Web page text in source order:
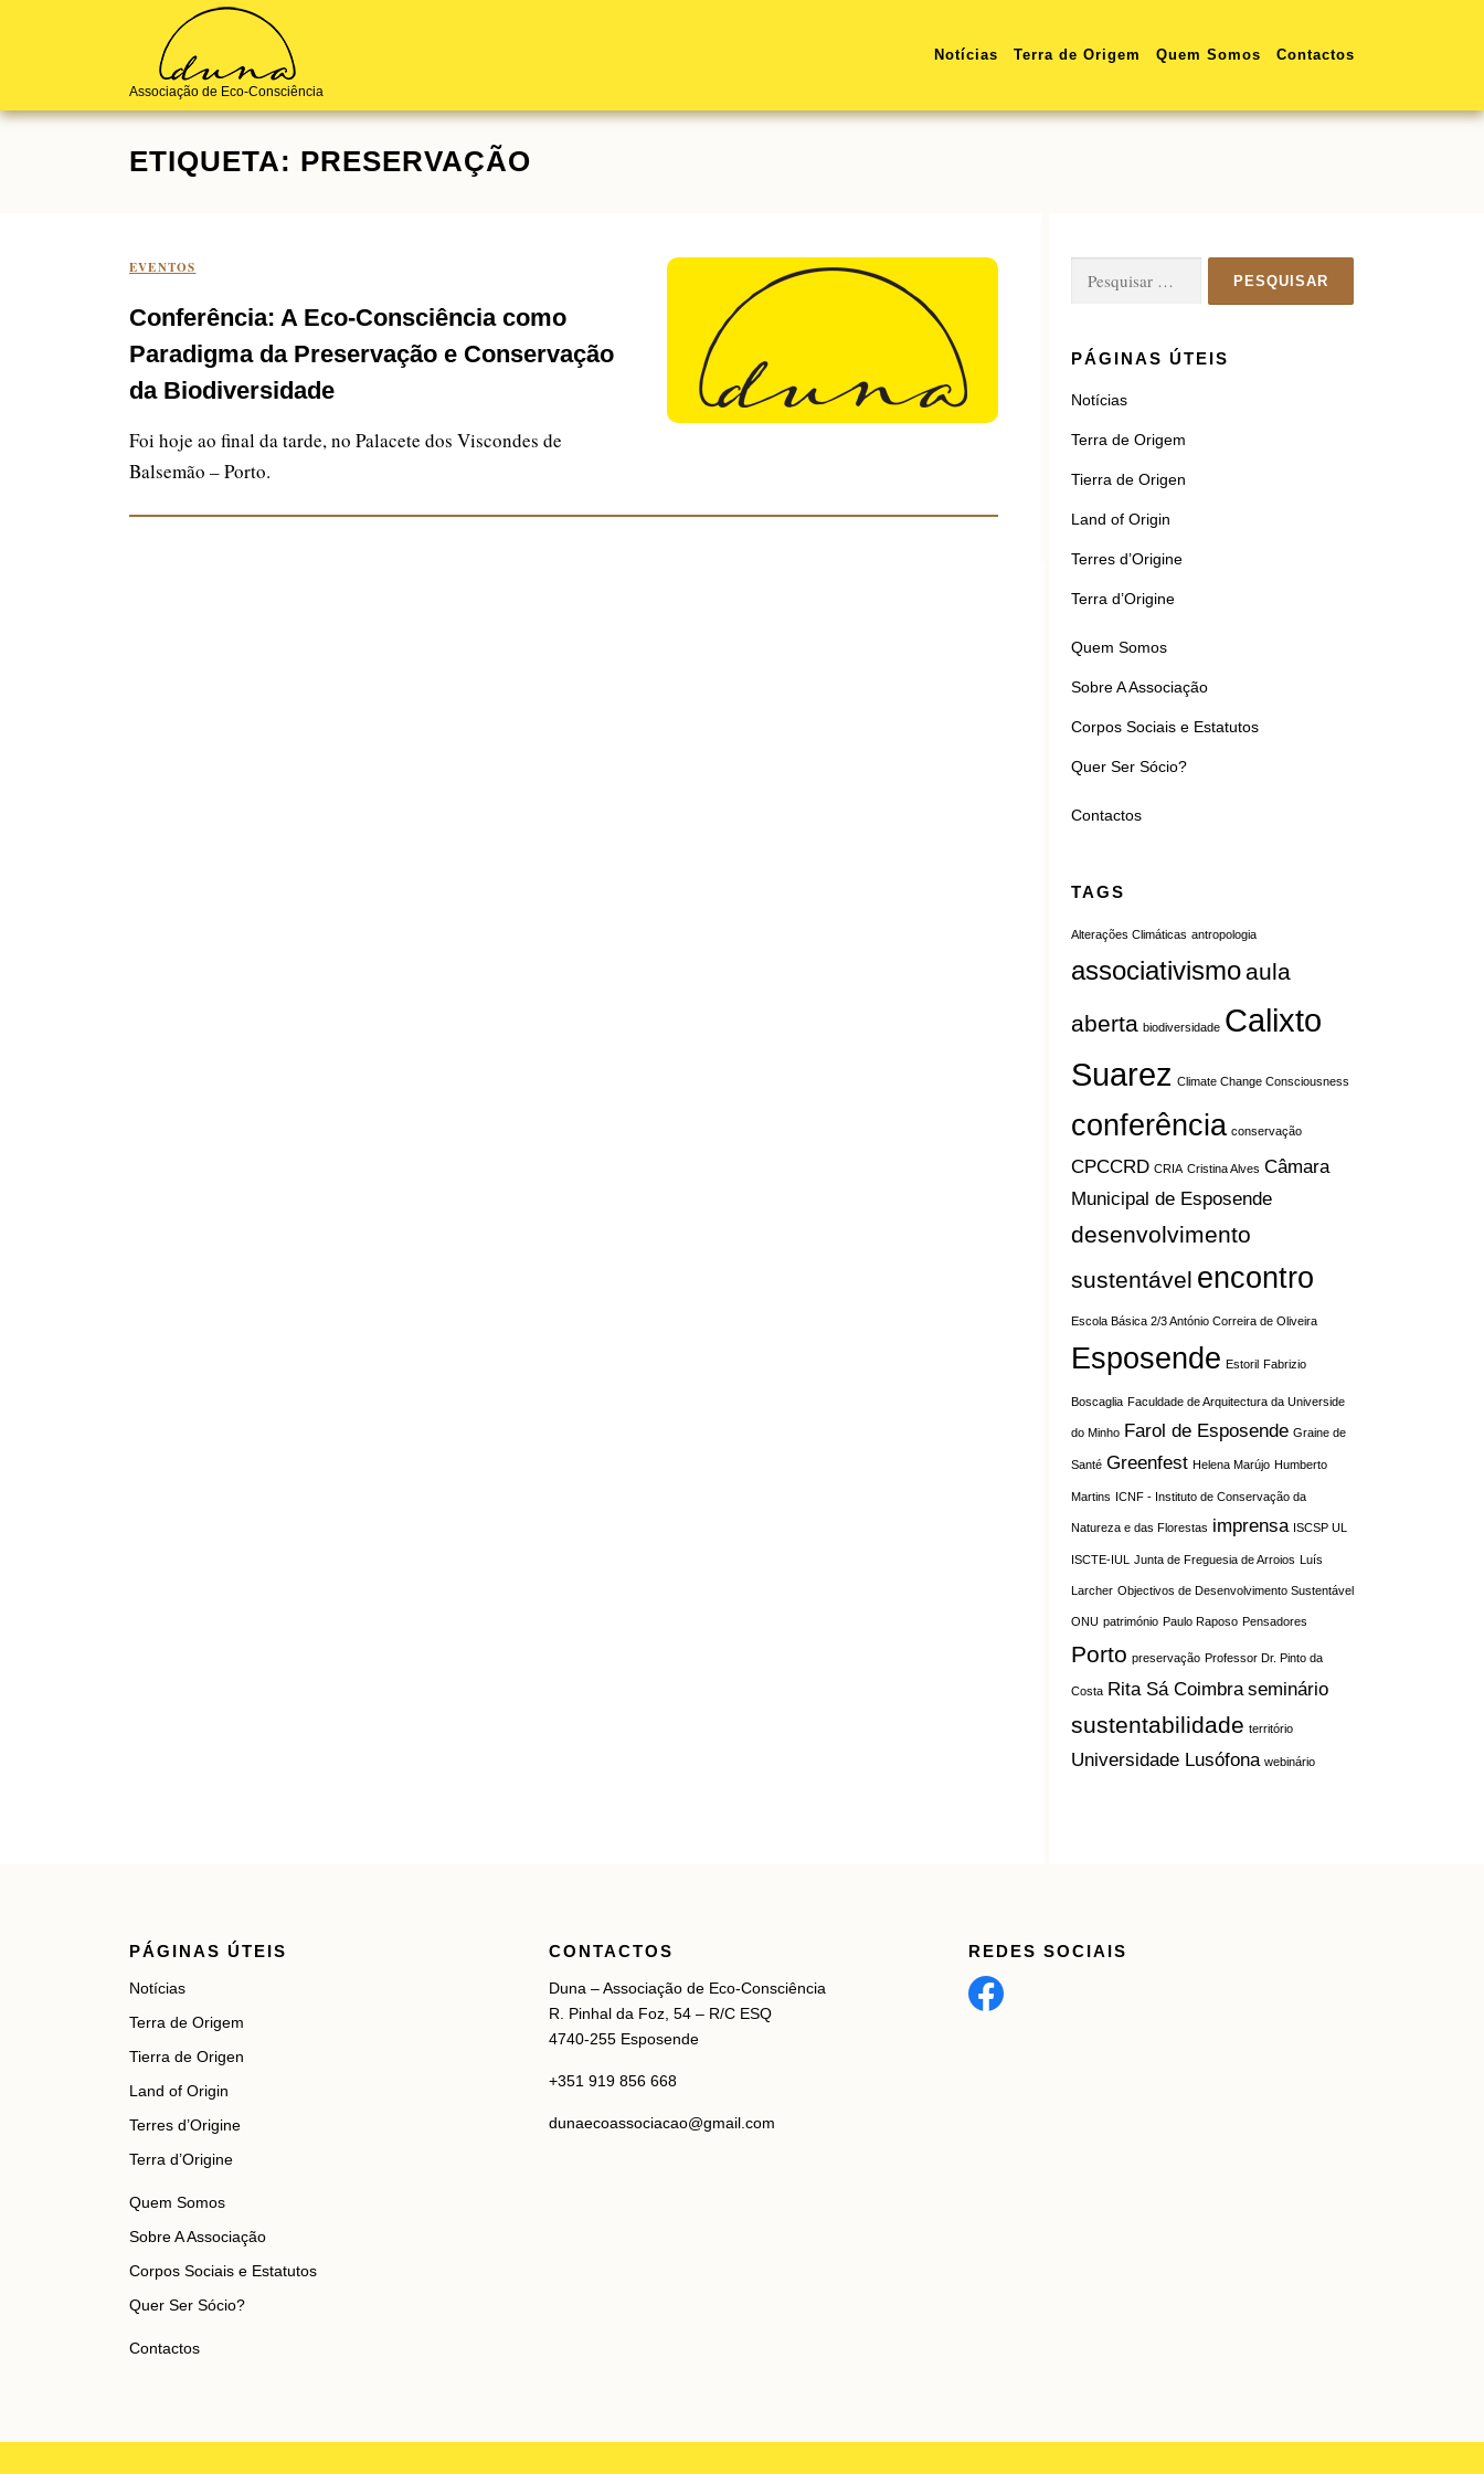
Associação de Eco-Consciência
Notícias Terra de Origem Quem Somos Contactos
ETIQUETA: PRESERVAÇÃO
EVENTOS
Conferência: A Eco-Consciência como
Paradigma da Preservação e Conservação
da Biodiversidade
Foi hoje ao final da tarde, no Palacete dos Viscondes de
Balsemão – Porto.
Pesquisar
PÁGINAS ÚTEIS
Notícias
Terra de Origem
Tierra de Origen
Land of Origin
Terres d’Origine
Terra d’Origine
Quem Somos
Sobre A Associação
Corpos Sociais e Estatutos
Quer Ser Sócio?
Contactos
TAGS
Alterações Climáticas antropologia
associativismo aula
aberta biodiversidade Calixto
Suarez Climate Change Consciousness
conferência conservação
CPCCRD CRIA Cristina Alves Câmara
Municipal de Esposende
desenvolvimento
sustentável encontro
Escola Básica 2/3 António Correira de Oliveira
Esposende Estoril Fabrizio
Boscaglia Faculdade de Arquitectura da Universide
do Minho Farol de Esposende Graine de
Santé Greenfest Helena Marújo Humberto
Martins ICNF - Instituto de Conservação da
Natureza e das Florestas imprensa ISCSP UL
ISCTE-IUL Junta de Freguesia de Arroios Luís
Larcher Objectivos de Desenvolvimento Sustentável
ONU património Paulo Raposo Pensadores
Porto preservação Professor Dr. Pinto da
Costa Rita Sá Coimbra seminário
sustentabilidade território
Universidade Lusófona webinário
PÁGINAS ÚTEIS
Notícias
Terra de Origem
Tierra de Origen
Land of Origin
Terres d’Origine
Terra d’Origine
Quem Somos
Sobre A Associação
Corpos Sociais e Estatutos
Quer Ser Sócio?
Contactos
CONTACTOS
Duna – Associação de Eco-Consciência
R. Pinhal da Foz, 54 – R/C ESQ
4740-255 Esposende
+351 919 856 668
dunaecoassociacao@gmail.com
REDES SOCIAIS